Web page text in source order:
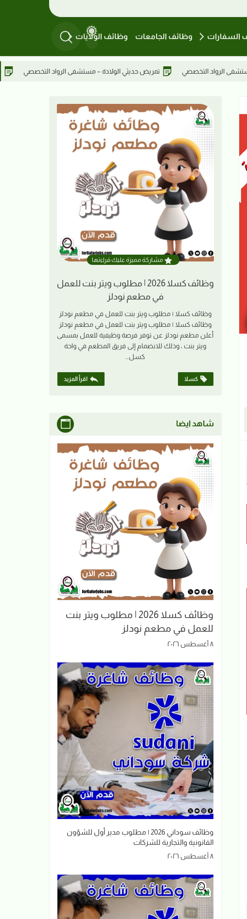
السفارات وظائف الجامعات وظائف الولايات
حديثي الولادة – مستشفى الرواد التخصصي مهندس طبي – مستشفى الرواد
مشاركة مميزة عليك قراءتها
وظائف كسلا 2026 | مطلوب ويتر بنت للعمل
في مطعم نودلز
وظائف كسلا | مطلوب ويتر بنت للعمل في مطعم نودلز
وظائف كسلا | مطلوب ويتر بنت للعمل في مطعم نودلز
أعلن مطعم نودلز عن توفر فرصة وظيفية للعمل بمسمى
ويتر بنت ، وذلك للانضمام إلى فريق المطعم في واحة
كسل…
كسلا اقرأ المزيد
شاهد ايضا
وظائف كسلا 2026 | مطلوب ويتر بنت
للعمل في مطعم نودلز
٨ أغسطس ٢٠٢٦
وظائف سوداني 2026 | مطلوب مدير أول للشؤون
القانونية والتجارية للشركات
٨ أغسطس ٢٠٢٦